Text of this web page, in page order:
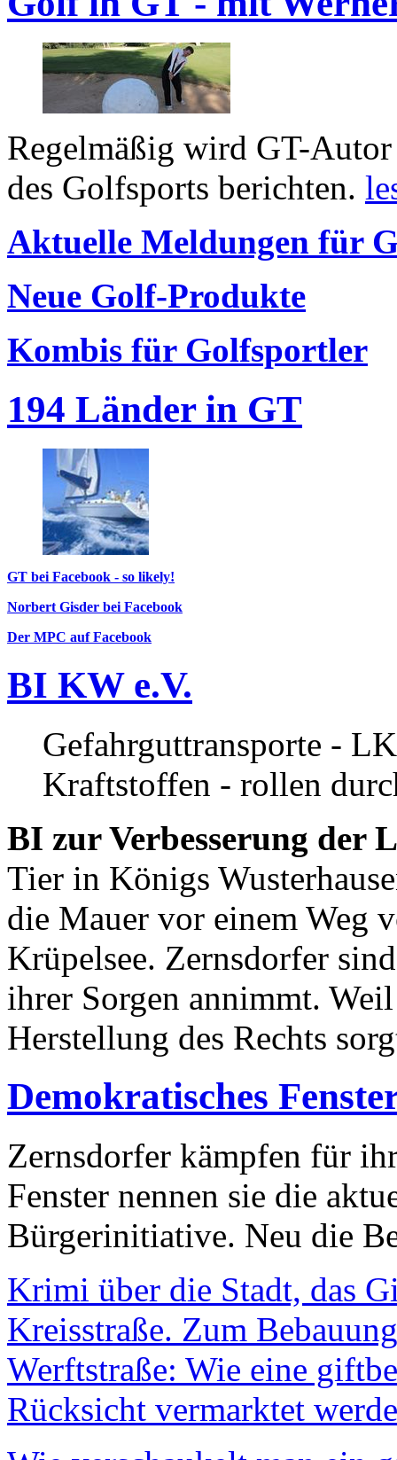
Regelmäßig wird GT-
des Golfsports berichten.
Aktuelle Meldungen für
Neue Golf-Produkte
Kombis für Golfsportler
194 Länder in GT
GT bei Facebook - so likely!
Norbert Gisder bei Facebook
Der MPC auf Facebook
BI KW e.V.
Gefahrguttransporte -
Kraftstoffen - rollen
BI zur Verbesserung der
Tier in Königs
die Mauer vor einem Weg
Krüpelsee. Zernsdorfer
ihrer Sorgen annimmt.
Herstellung des Rechts
Demokratisches
Zernsdorfer kämpfen für
Fenster nennen sie die
Bürgerinitiative. Neu die
Krimi über die Stadt, das
Kreisstraße. Zum
Werftstraße: Wie eine
Rücksicht vermarktet